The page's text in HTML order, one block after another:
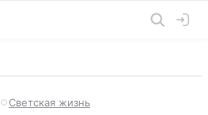
Светская жизнь